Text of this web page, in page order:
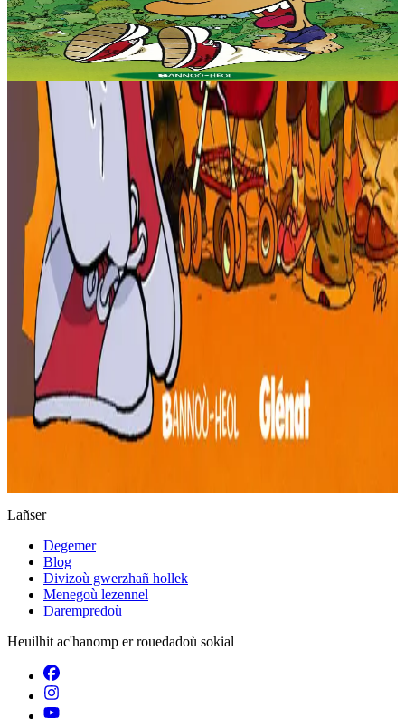
Muioc'h-mui a dud a zo war an tamm douar-mañ... Setu 'rankimp en
em stardañ, ouzh Goulwena dreist-holl... Gant Yannig ha Denez hon
eus kavet un diskoulm zoken :...
Lañser
Degemer
Blog
Divizoù gwerzhañ hollek
Menegoù lezennel
Darempredoù
Heuilhit ac'hanomp er rouedadoù sokial